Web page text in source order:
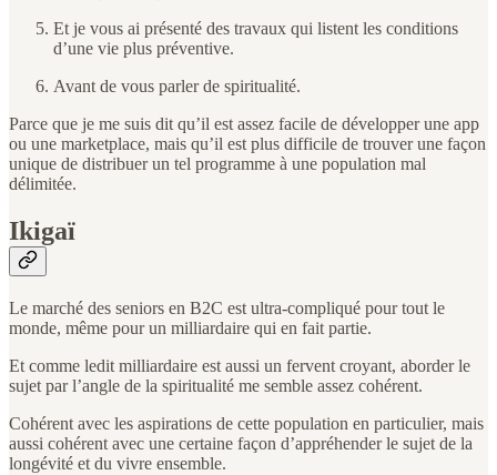
Et je vous ai présenté des travaux qui listent les conditions
d’une vie plus préventive.
Avant de vous parler de spiritualité.
Parce que je me suis dit qu’il est assez facile de développer une app
ou une marketplace, mais qu’il est plus difficile de trouver une façon
unique de distribuer un tel programme à une population mal
délimitée.
Ikigaï
Le marché des seniors en B2C est ultra-compliqué pour tout le
monde, même pour un milliardaire qui en fait partie.
Et comme ledit milliardaire est aussi un fervent croyant, aborder le
sujet par l’angle de la spiritualité me semble assez cohérent.
Cohérent avec les aspirations de cette population en particulier, mais
aussi cohérent avec une certaine façon d’appréhender le sujet de la
longévité et du vivre ensemble.